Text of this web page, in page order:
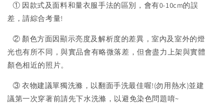
① 因款式及面料和量衣服手法的區別，會有0-10cm的誤
差，請綜合考量!
② 顏色方面因顯示亮度及解析度的差異，室內及室外的燈
光也有所不同，與實品會有略微落差，但會盡力上架與實體
顏色相近的照片。
③ 衣物建議單獨洗滌，以翻面手洗最佳喔!(勿用熱水)並建
議第一次穿著前請先下水洗滌，以避免染色問題唷~